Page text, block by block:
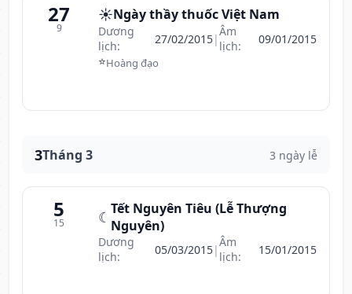
27
9
☀️Ngày thầy thuốc Việt Nam
Dương
lịch:
27/02/2015|Âm
lịch:
09/01/2015
⭐Hoàng đạo
3Tháng 3 3 ngày lễ
5
15 ☾ Tết Nguyên Tiêu (Lễ Thượng
Nguyên)
Dương
lịch:
05/03/2015|Âm
lịch:
15/01/2015